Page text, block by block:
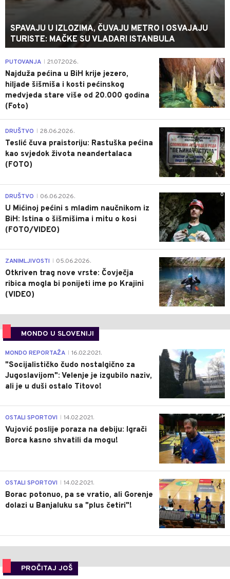
SPAVAJU U IZLOZIMA, ČUVAJU METRO I OSVAJAJU
TURISTE: MAČKE SU VLADARI ISTANBULA
0
PUTOVANJA 21.07.2026.
Najduža pećina u BiH krije jezero,
hiljade šišmiša i kosti pećinskog
medvjeda stare više od 20.000 godina
(Foto)
0
DRUŠTVO 28.06.2026.
Teslić čuva praistoriju: Rastuška pećina
kao svjedok života neandertalaca
(FOTO)
0
DRUŠTVO 06.06.2026.
U Mićinoj pećini s mladim naučnikom iz
BiH: Istina o šišmišima i mitu o kosi
(FOTO/VIDEO)
0
ZANIMLJIVOSTI 05.06.2026.
Otkriven trag nove vrste: Čovječja
ribica mogla bi ponijeti ime po Krajini
(VIDEO)
MONDO U SLOVENIJI
4
MONDO REPORTAŽA 16.02.2021.
"Socijalističko čudo nostalgično za
Jugoslavijom": Velenje je izgubilo naziv,
ali je u duši ostalo Titovo!
1
OSTALI SPORTOVI 14.02.2021.
Vujović poslije poraza na debiju: Igrači
Borca kasno shvatili da mogu!
3
OSTALI SPORTOVI 14.02.2021.
Borac potonuo, pa se vratio, ali Gorenje
dolazi u Banjaluku sa "plus četiri"!
PROČITAJ JOŠ